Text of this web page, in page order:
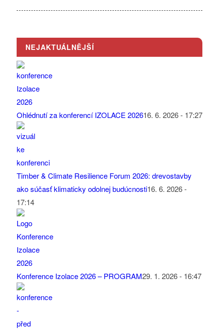
NEJAKTUÁLNĚJŠÍ
Ohlédnutí za konferencí IZOLACE 202616. 6. 2026 - 17:27
Timber & Climate Resilience Forum 2026: drevostavby
ako súčasť klimaticky odolnej budúcnosti16. 6. 2026 -
17:14
Konference Izolace 2026 – PROGRAM29. 1. 2026 - 16:47